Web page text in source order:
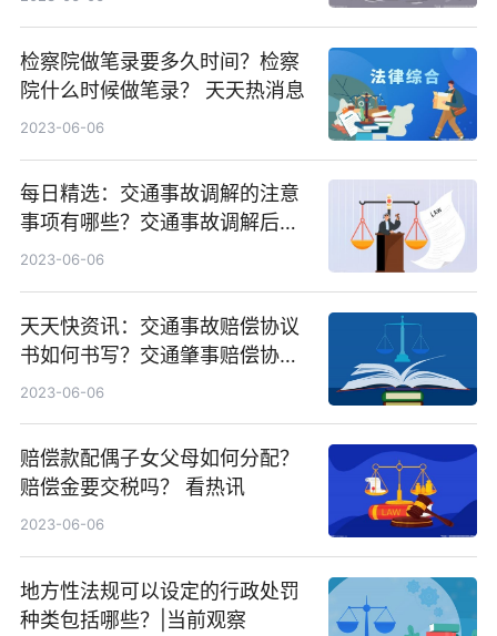
检察院做笔录要多久时间？检察
院什么时候做笔录？ 天天热消息
2023-06-06
每日精选：交通事故调解的注意
事项有哪些？交通事故调解后能
再起诉吗？
2023-06-06
天天快资讯：交通事故赔偿协议
书如何书写？交通肇事赔偿协议
书范本
2023-06-06
赔偿款配偶子女父母如何分配？
赔偿金要交税吗？ 看热讯
2023-06-06
地方性法规可以设定的行政处罚
种类包括哪些？|当前观察